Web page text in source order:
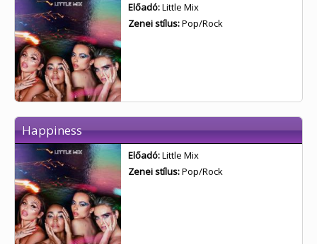
Előadó:Little Mix
Zenei stílus:Pop/Rock
Happiness
Előadó:Little Mix
Zenei stílus:Pop/Rock